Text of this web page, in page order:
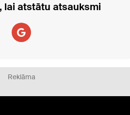
lai atstātu atsauksmi
Reklāma